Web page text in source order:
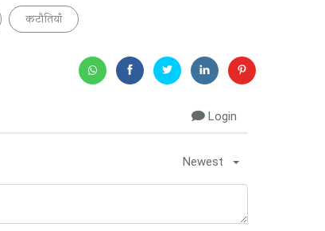
कटौतियाँ
Login
Newest